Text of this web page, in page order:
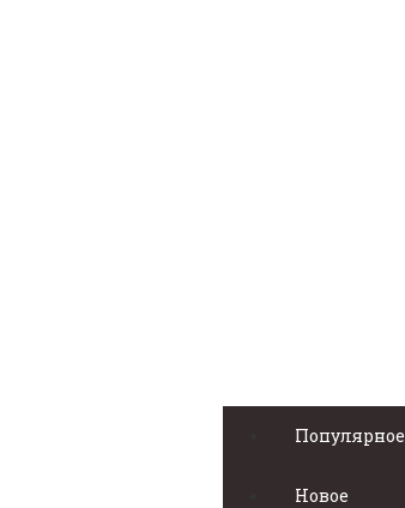
Популярное
Новое